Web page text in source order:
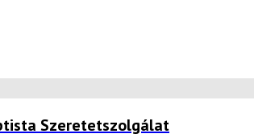
Szeretetszolgálat